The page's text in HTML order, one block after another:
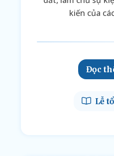
kiến của
Đọc
Lễ